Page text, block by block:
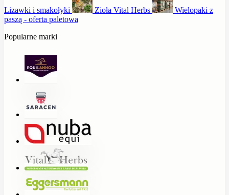
Lizawki i smakołyki Zioła Vital Herbs
Wielopaki z
paszą - oferta paletowa
Popularne marki